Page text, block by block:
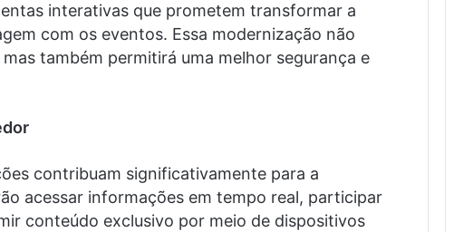
interativas que prometem transformar a
com os eventos. Essa modernização não
também permitirá uma melhor segurança e
contribuam significativamente para a
acessar informações em tempo real, participar
conteúdo exclusivo por meio de dispositivos